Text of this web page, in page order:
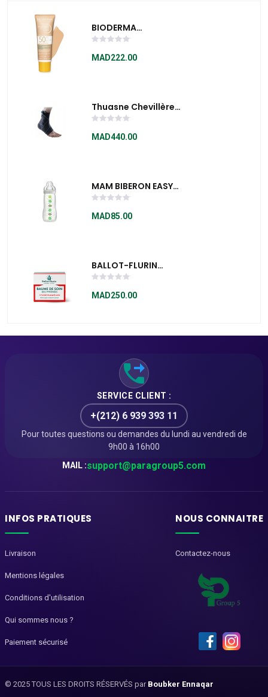
BIODERMA
PHOTODERM COVER
TOUCH TEINTE
MAD222.00
Thuasne Chevillère
Ligastrap Malléo
2180
MAD440.00
MAM BIBERON EASY
ACTIVE BLANC
330ML
MAD85.00
BALLOT-FLURIN
BAUME DE SOIN DES
PYRENEES 30ML
MAD250.00
SERVICE CLIENT :
+(212) 6 939 393 11
Pour toutes questions ou demandes du lundi au vendredi de
9h00 à 16h00
MAIL :support@paragroup5.com
INFOS PRATIQUES
Livraison
Mentions légales
Conditions d'utilisation
Qui sommes nous ?
Paiement sécurisé
NOUS CONNAITRE
Contactez-nous
© 2025 TOUS LES DROITS RÉSERVÉS par Boubker Ennaqar